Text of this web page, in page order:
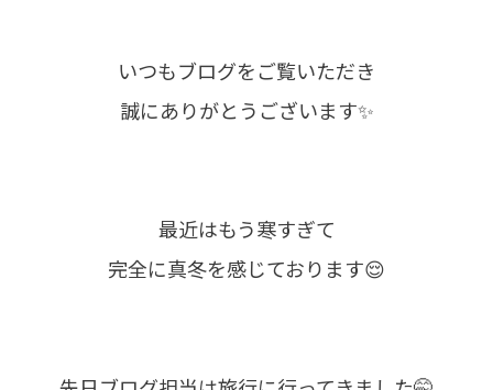
いつもブログをご覧いただき
誠にありがとうございます✨
最近はもう寒すぎて
完全に真冬を感じております😌